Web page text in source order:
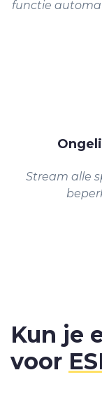
functie
Stream alle
Kun je
voor